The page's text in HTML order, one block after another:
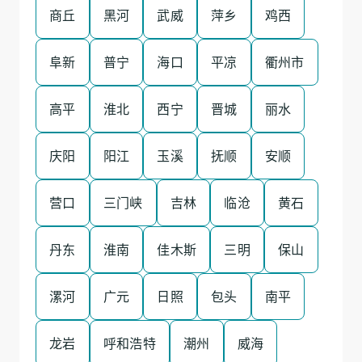
商丘 黑河 武威 萍乡 鸡西
阜新 普宁 海口 平凉 衢州市
高平 淮北 西宁 晋城 丽水
庆阳 阳江 玉溪 抚顺 安顺
营口 三门峡 吉林 临沧 黄石
丹东 淮南 佳木斯 三明 保山
漯河 广元 日照 包头 南平
龙岩 呼和浩特 潮州 威海